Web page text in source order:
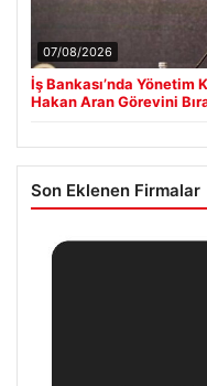
07/08/2026
İş Bankası’nda
Hakan Aran Görevini
Son Eklenen Firmalar